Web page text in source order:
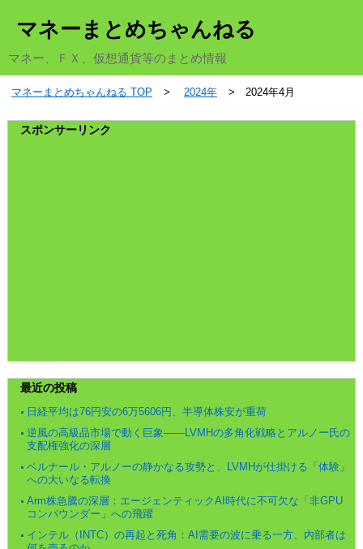
マネーまとめちゃんねる
マネー、ＦＸ、仮想通貨等のまとめ情報
マネーまとめちゃんねる TOP 2024年 2024年4月
スポンサーリンク
最近の投稿
日経平均は76円安の6万5606円、半導体株安が重荷
逆風の高級品市場で動く巨象――LVMHの多角化戦略とアルノー氏の
支配権強化の深層
ベルナール・アルノーの静かなる攻勢と、LVMHが仕掛ける「体験」
への大いなる転換
Arm株急騰の深層：エージェンティックAI時代に不可欠な「非GPU
コンパウンダー」への飛躍
インテル（INTC）の再起と死角：AI需要の波に乗る一方、内部者は